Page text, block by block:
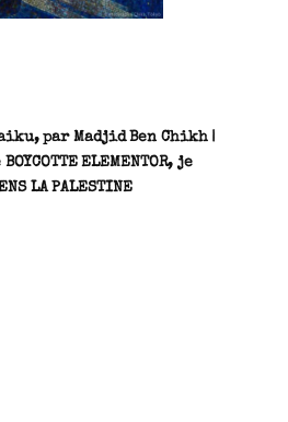
par Madjid Ben Chikh |
ELEMENTOR, je
LA PALESTINE